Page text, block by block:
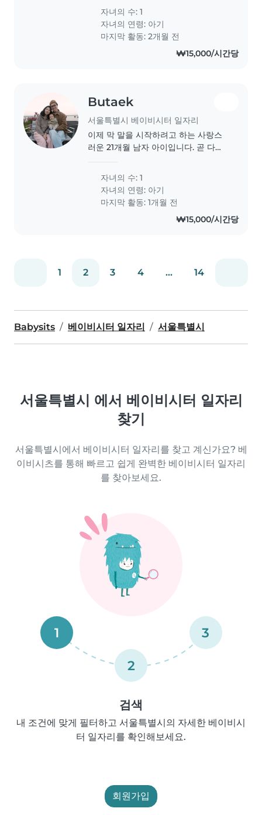
하고 다정하며, 아기를 돌볼 수 있는 사
람과 함께 일하는 것을 좋아합니다. 아
기를 돌보는 동안 집안일을 할 수 있는
사람이면 더 좋습니다. 아기를 돌볼 수
있는 분이시라면 연락주세요 남자아기
자녀의 수: 1
자녀의 연령: 아기
마지막 활동: 2개월 전
₩15,000/시간당
Butaek
서울특별시 베이비시터 일자리
이제 막 말을 시작하려고 하는 사랑스
러운 21개월 남자 아이입니다. 곧 다가
하여 베이비시터를 찾고 있습니다.
자녀의 수: 1
자녀의 연령: 아기
마지막 활동: 1개월 전
₩15,000/시간당
1 2 3 4 ... 14
Babysits 베이비시터 일자리 서울특별시
서울특별시 에서 베이비시터 일자리
찾기
서울특별시에서 베이비시터 일자리를 찾고 계신가요? 베
이비시츠를 통해 빠르고 쉽게 완벽한 베이비시터 일자리
를 찾아보세요.
1
2
3
검색
내 조건에 맞게 필터하고 서울특별시의 자세한 베이비시
터 일자리를 확인해보세요.
회원가입